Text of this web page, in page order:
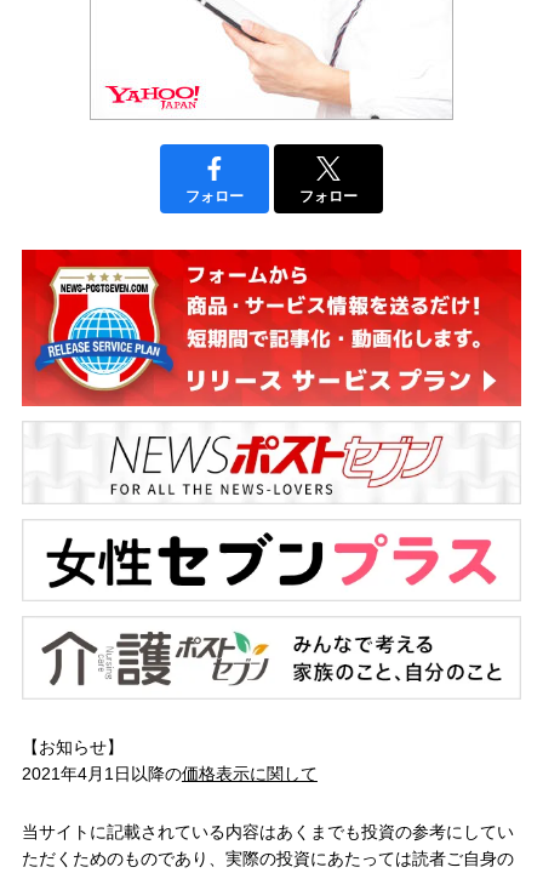
フォロー フォロー
【お知らせ】
2021年4月1日以降の価格表示に関して
当サイトに記載されている内容はあくまでも投資の参考にしてい
ただくためのものであり、実際の投資にあたっては読者ご自身の